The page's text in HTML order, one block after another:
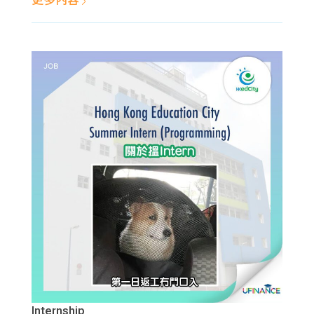
Internship